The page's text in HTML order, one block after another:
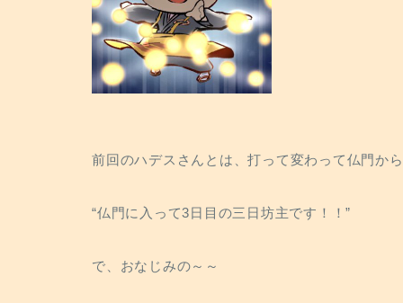
前回のハデスさんとは、打って変わって仏門か
“仏門に入って3日目の三日坊主です！！”
で、おなじみの～～